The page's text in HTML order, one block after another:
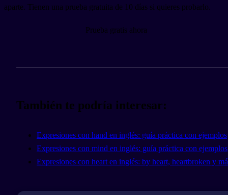
aparte. Tienen una prueba gratuita de 10 días si quieres probarlo.
Prueba gratis ahora
También te podría interesar:
Expresiones con hand en inglés: guía práctica con ejemplos
Expresiones con mind en inglés: guía práctica con ejemplos
Expresiones con heart en inglés: by heart, heartbroken y